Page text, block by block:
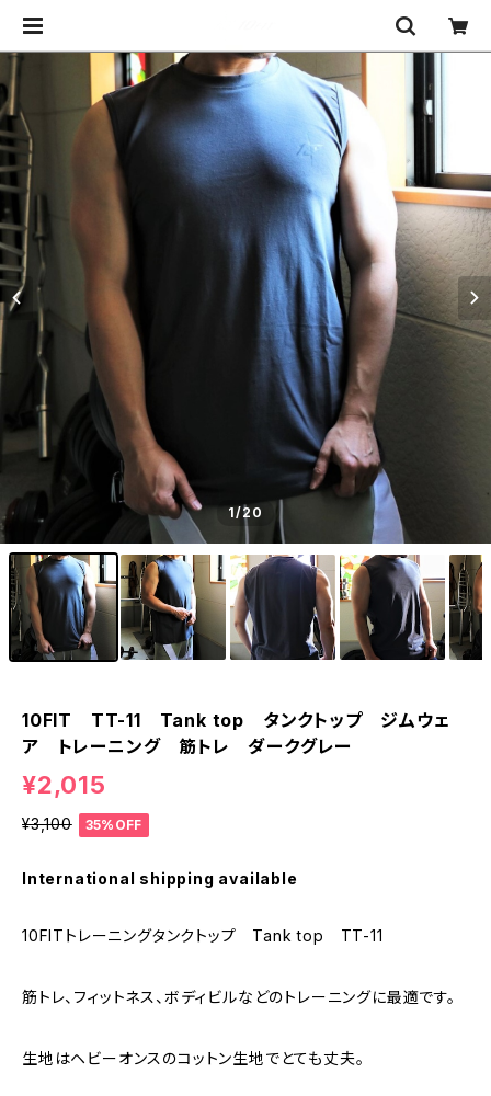
1/20
10FIT TT-11 Tank top タンクトップ ジムウェ
ア トレーニング 筋トレ ダークグレー
¥2,015
¥3,100 35%OFF
International shipping available
10FITトレーニングタンクトップ Tank top TT-11
筋トレ、フィットネス、ボディビルなどのトレーニングに最適です。
生地はヘビーオンスのコットン生地でとても丈夫。